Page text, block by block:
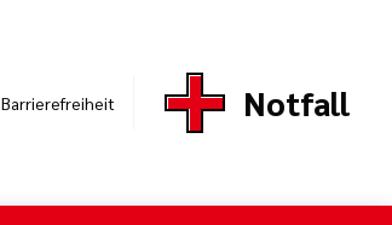
Barrierefreiheit Notfall